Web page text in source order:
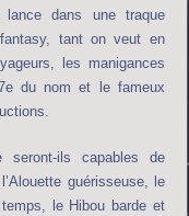
dans une traque
tant on veut en
les manigances
du nom et le fameux
seront-ils capables de
guérisseuse, le
le Hibou barde et